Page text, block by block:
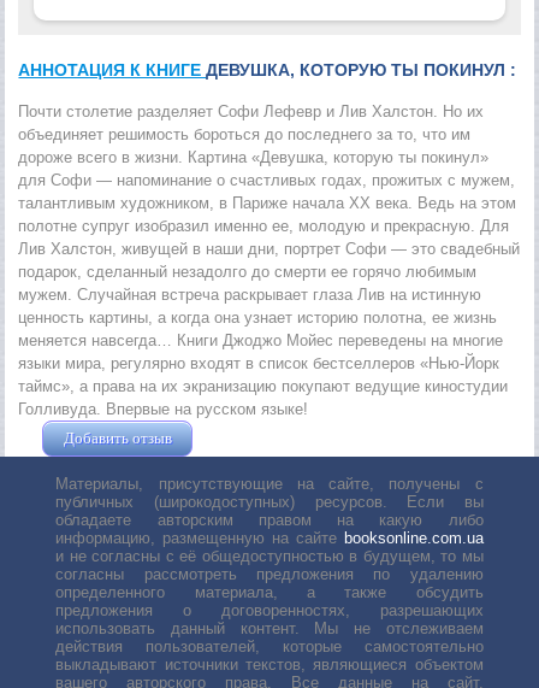
АННОТАЦИЯ К КНИГЕДЕВУШКА, КОТОРУЮ ТЫ ПОКИНУЛ :
Почти столетие разделяет Софи Лефевр и Лив Халстон. Но их
объединяет решимость бороться до последнего за то, что им
дороже всего в жизни. Картина «Девушка, которую ты покинул»
для Софи — напоминание о счастливых годах, прожитых с мужем,
талантливым художником, в Париже начала XX века. Ведь на этом
полотне супруг изобразил именно ее, молодую и прекрасную. Для
Лив Халстон, живущей в наши дни, портрет Софи — это свадебный
подарок, сделанный незадолго до смерти ее горячо любимым
мужем. Случайная встреча раскрывает глаза Лив на истинную
ценность картины, а когда она узнает историю полотна, ее жизнь
меняется навсегда… Книги Джоджо Мойес переведены на многие
языки мира, регулярно входят в список бестселлеров «Нью-Йорк
таймс», а права на их экранизацию покупают ведущие киностудии
Голливуда. Впервые на русском языке!
Добавить отзыв
Материалы, присутствующие на сайте, получены с
публичных (широкодоступных) ресурсов. Если вы
обладаете авторским правом на какую либо
информацию, размещенную на сайте booksonline.com.ua
и не согласны с её общедоступностью в будущем, то мы
согласны рассмотреть предложения по удалению
определенного материала, а также обсудить
предложения о договоренностях, разрешающих
использовать данный контент. Мы не отслеживаем
действия пользователей, которые самостоятельно
выкладывают источники текстов, являющиеся объектом
вашего авторского права. Все данные на сайт,